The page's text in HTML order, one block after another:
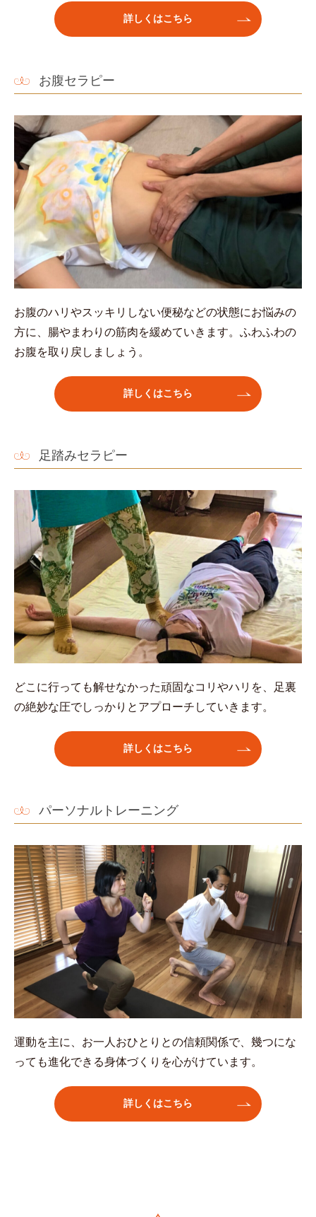
詳しくはこちら
お腹セラピー
お腹のハリやスッキリしない便秘などの状態にお悩みの
方に、腸やまわりの筋肉を緩めていきます。ふわふわの
お腹を取り戻しましょう。
詳しくはこちら
足踏みセラピー
どこに行っても解せなかった頑固なコリやハリを、足裏
の絶妙な圧でしっかりとアプローチしていきます。
詳しくはこちら
パーソナルトレーニング
運動を主に、お一人おひとりとの信頼関係で、幾つにな
っても進化できる身体づくりを心がけています。
詳しくはこちら